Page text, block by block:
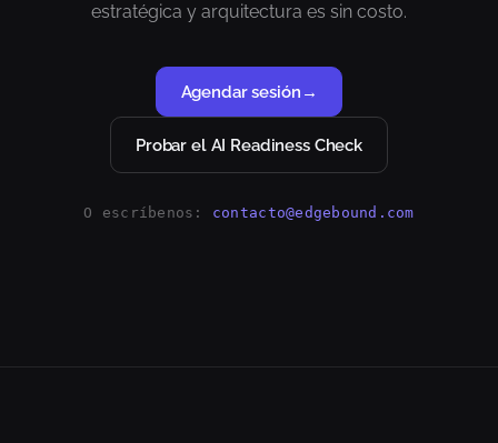
estratégica y arquitectura es sin costo.
Agendar sesión →
Probar el AI Readiness Check
O escríbenos: contacto@edgebound.com